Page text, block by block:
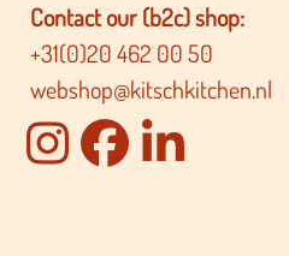
Contact our (b2c) shop:
+31(0)20 462 00 50
webshop@kitschkitchen.nl